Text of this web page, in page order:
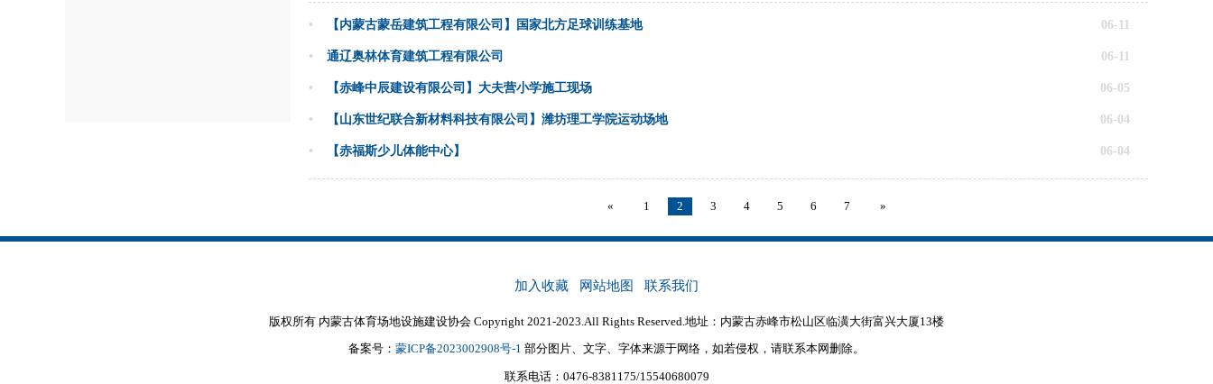
• 【内蒙古蒙岳建筑工程有限公司】国家北方足球训练基地 06-11
• 通辽奥林体育建筑工程有限公司 06-11
• 【赤峰中辰建设有限公司】大夫营小学施工现场 06-05
• 【山东世纪联合新材料科技有限公司】潍坊理工学院运动场地 06-04
• 【赤福斯少儿体能中心】 06-04
« 1 2 3 4 5 6 7 »
加入收藏 网站地图 联系我们
版权所有 内蒙古体育场地设施建设协会 Copyright 2021-2023.All Rights Reserved.地址：内蒙古赤峰市松山区临潢大街富兴大厦13楼
备案号： 蒙ICP备2023002908号-1 部分图片、文字、字体来源于网络，如若侵权，请联系本网删除。
联系电话：0476-8381175/15540680079